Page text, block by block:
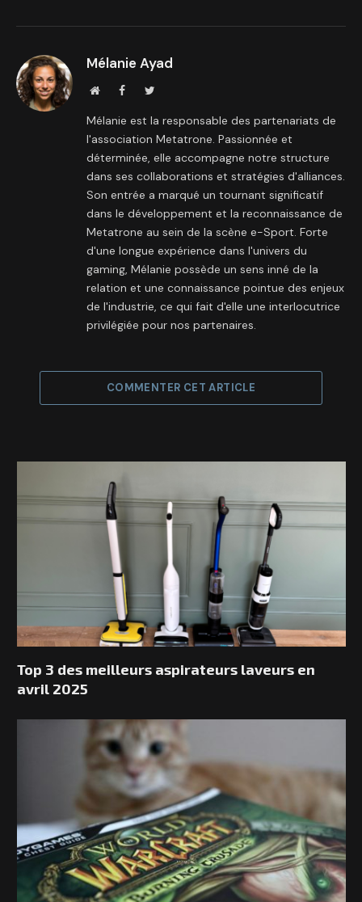
Mélanie Ayad
Site
FacebookTwitter
Mélanie est la responsable des partenariats de
l'association Metatrone. Passionnée et
déterminée, elle accompagne notre structure
dans ses collaborations et stratégies d'alliances.
Son entrée a marqué un tournant significatif
dans le développement et la reconnaissance de
Metatrone au sein de la scène e-Sport. Forte
d'une longue expérience dans l'univers du
gaming, Mélanie possède un sens inné de la
relation et une connaissance pointue des enjeux
de l'industrie, ce qui fait d'elle une interlocutrice
privilégiée pour nos partenaires.
COMMENTER CET ARTICLE
Top 3 des meilleurs aspirateurs laveurs en
avril 2025